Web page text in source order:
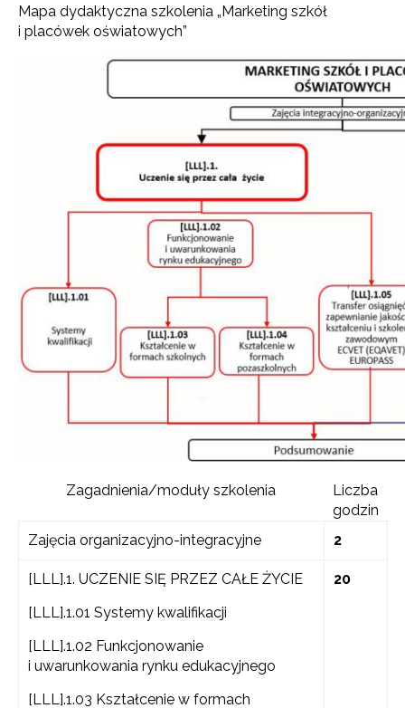
Mapa dydaktyczna szkolenia „Marketing szkół
i placówek oświatowych”
Zagadnienia/moduły szkolenia
Liczba
godzin
Zajęcia organizacyjno-integracyjne
2
[LLL].1. UCZENIE SIĘ PRZEZ CAŁE ŻYCIE
[LLL].1.01 Systemy kwalifikacji
[LLL].1.02 Funkcjonowanie
i uwarunkowania rynku edukacyjnego
[LLL].1.03 Kształcenie w formach
20